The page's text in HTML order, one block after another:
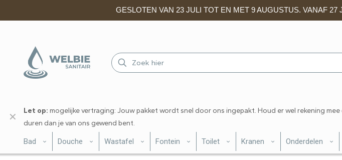
GESLOTEN VAN 23 JULI TOT EN MET 9 AUGUSTUS. VANAF
Let op: mogelijke vertraging: Jouw pakket wordt snel door ons ingepakt. Houd er wel rekening
duren dan je van ons gewend bent.
✕
Bad Douche Wastafel Fontein Toilet Kranen Onderdelen